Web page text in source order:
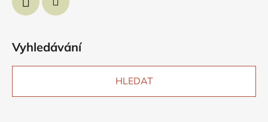
Vyhledávání
HLEDAT